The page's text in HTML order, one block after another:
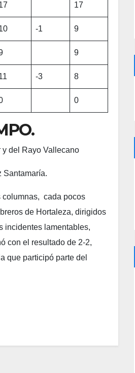
17
-1 9
9
-3 8
0
y del Rayo Vallecano
Santamaría.
columnas, cada pocos
de Hortaleza, dirigidos
incidentes lamentables,
con el resultado de 2-2,
que participó parte del